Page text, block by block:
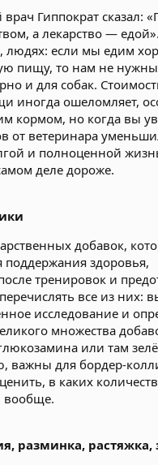
Гиппократ сказал:
а лекарство —
людях: если мы едим
пищу, то нам не нужны
и для собак.
иногда ошеломляет,
кормом, но когда вы
от ветеринара
и полноценной
деле дороже.
добавок,
поддержания здоровья,
тренировок и
все из них:
исследование и
множества
или там
важны для бордер-
в каких
вообще.
разминка, растяжка,